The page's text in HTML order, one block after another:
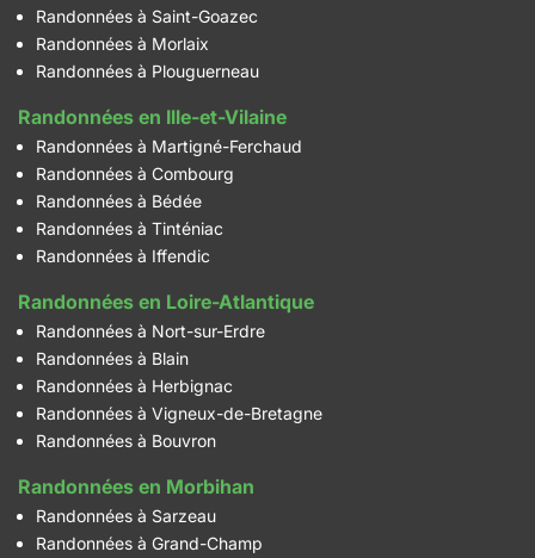
Randonnées à Saint-Goazec
Randonnées à Morlaix
Randonnées à Plouguerneau
Randonnées en Ille-et-Vilaine
Randonnées à Martigné-Ferchaud
Randonnées à Combourg
Randonnées à Bédée
Randonnées à Tinténiac
Randonnées à Iffendic
Randonnées en Loire-Atlantique
Randonnées à Nort-sur-Erdre
Randonnées à Blain
Randonnées à Herbignac
Randonnées à Vigneux-de-Bretagne
Randonnées à Bouvron
Randonnées en Morbihan
Randonnées à Sarzeau
Randonnées à Grand-Champ